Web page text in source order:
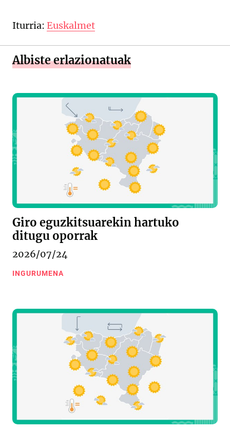
Iturria: Euskalmet
Albiste erlazionatuak
Giro eguzkitsuarekin hartuko
ditugu oporrak
2026/07/24
INGURUMENA